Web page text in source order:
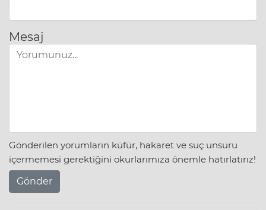
Mesaj
Gönderilen yorumların küfür, hakaret ve suç unsuru
içermemesi gerektiğini okurlarımıza önemle hatırlatırız!
Gönder